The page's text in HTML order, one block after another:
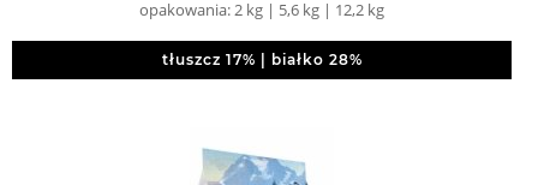
opakowania: 2 kg | 5,6 kg | 12,2 kg
tłuszcz 17% | białko 28%